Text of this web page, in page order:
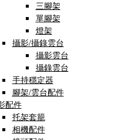
三腳架
單腳架
燈架
攝影/攝錄雲台
攝影雲台
攝錄雲台
手持穩定器
腳架/雲台配件
配件
托架套籠
相機配件